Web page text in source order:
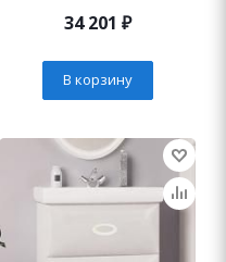
34 201 ₽
В корзину